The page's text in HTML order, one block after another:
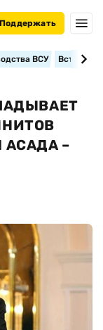
Поддержать
ВСУ
–